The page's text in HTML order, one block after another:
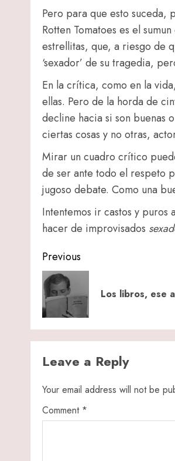
Pero para que esto suceda,
Rotten Tomatoes es el
estrellitas, que, a riesgo de
‘sexador’ de su tragedia,
En la crítica, como en la
ellas. Pero de la horda de
decline hacia si son buenas
ciertas cosas y no otras,
Mirar un cuadro crítico
de ser ante todo el respeto
jugoso debate. Como una
Intentemos ir castos y puros
hacer de improvisados
Post
navigation
Previous
Los libros, ese
Leave a Reply
Your email address will not be
Comment *